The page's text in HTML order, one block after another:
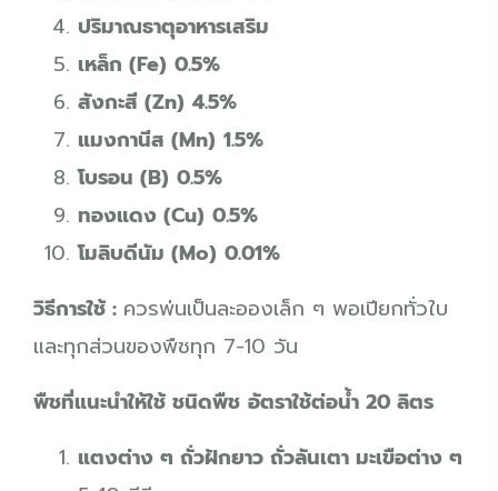
ปริมาณธาตุอาหารเสริม
เหล็ก (Fe) 0.5%
สังกะสี (Zn) 4.5%
แมงกานีส (Mn) 1.5%
โบรอน (B) 0.5%
ทองแดง (Cu) 0.5%
โมลิบดีนัม (Mo) 0.01%
วิธีการใช้ : ควรพ่นเป็นละอองเล็ก ๆ พอเปียกทั่วใบ
และทุกส่วนของพืชทุก 7-10 วัน
พืชที่แนะนำให้ใช้ ชนิดพืช อัตราใช้ต่อน้ำ 20 ลิตร
แตงต่าง ๆ ถั่วฝักยาว ถั่วลันเตา มะเขือต่าง ๆ